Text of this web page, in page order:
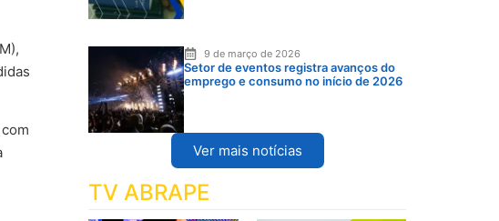
9 de março de 2026
Setor de eventos registra avanços do
emprego e consumo no início de 2026
Ver mais notícias
TV ABRAPE